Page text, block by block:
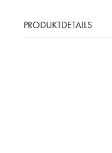
PRODUKTDETAILS